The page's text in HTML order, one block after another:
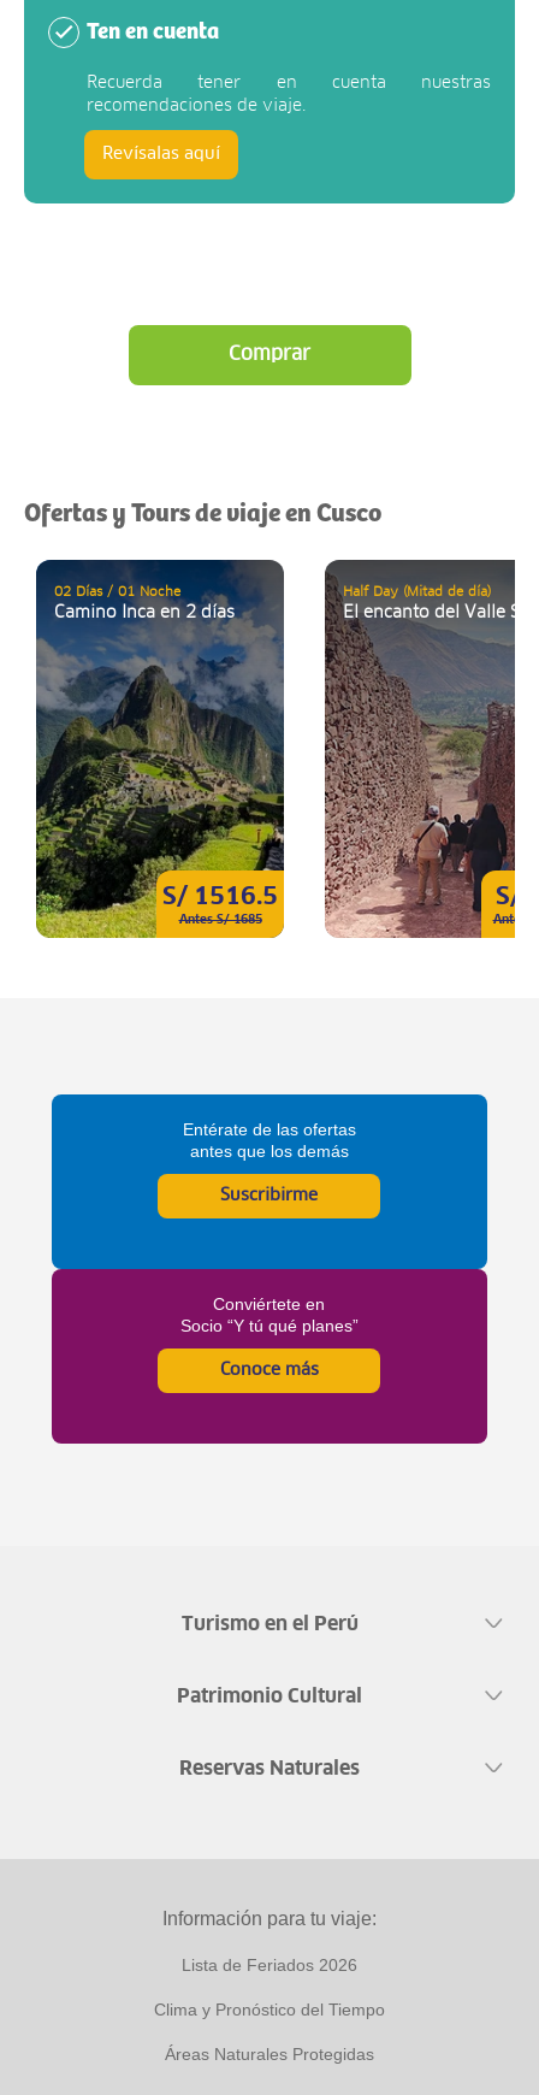
Ten en cuenta
Recuerda tener en cuenta nuestras
recomendaciones de viaje.
Revísalas aquí
Comprar
Ofertas y Tours de viaje en Cusco
S/ 1516.5
Antes S/ 1685
02 Días / 01 Noche
Camino Inca en 2 días
S/
Antes
Half Day (Mitad de día)
El encanto del Valle Sur
Entérate de las ofertas
antes que los demás
Suscribirme
Conviértete en
Socio “Y tú qué planes”
Conoce más
Turismo en el Perú
Patrimonio Cultural
Reservas Naturales
Información para tu viaje:
Lista de Feriados 2026
Clima y Pronóstico del Tiempo
Áreas Naturales Protegidas